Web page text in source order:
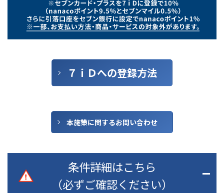
７ｉＤへの登録方法
本施策に関するお問い合わせ
条件詳細はこちら
（必ずご確認ください）